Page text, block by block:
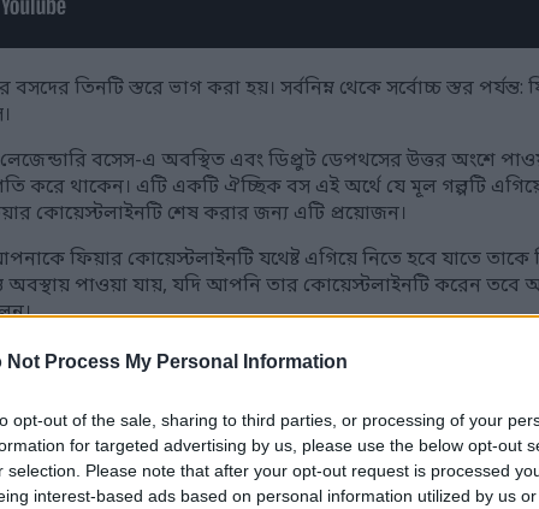
Not Process My Personal Information
opt-out of the sale, sharing to third parties, or processing of your
for targeted advertising by us, please use the below opt-out
selection. Please note that after your opt-out request is processed
interest-based ads based on personal information utilized by us
তিনটি স্তরে ভাগ করা হয়। সর্বনিম্ন থেকে সর্বোচ্চ স্তর পর্যন্ত:
লেজেন্ডারি বসেস-এ অবস্থিত এবং ডিপ্রুট ডেপথসের উত্তর অংশে
করে থাকেন। এটি একটি ঐচ্ছিক বস এই অর্থে যে মূল গল্পটি
কোয়েস্টলাইনটি শেষ করার জন্য এটি প্রয়োজন।
ফিয়ার কোয়েস্টলাইনটি যথেষ্ট এগিয়ে নিতে হবে যাতে তাকে
অবস্থায় পাওয়া যায়, যদি আপনি তার কোয়েস্টলাইনটি করেন
সময়, আপনাকে জিজ্ঞাসা করা হবে যে আপনি কি ডেথবেড
মৃত ড্রাগনের মুখোমুখি হবেন, আর কোনও সতর্কীকরণ বা নোটিশ
আমার আগের যেসব ড্রাগনের মুখোমুখি হয়েছে তার থেকে একটু
আমি তার শ্বাসকষ্ট এড়ানোর একমাত্র উপায় খুঁজে পেয়েছি, তা